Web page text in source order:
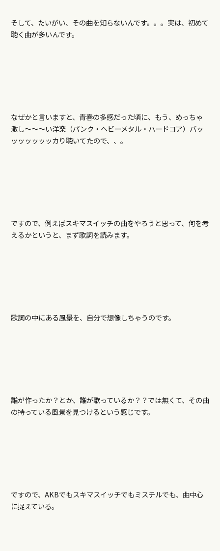
そして、たいがい、その曲を知らないんです。。。実は、初めて
聴く曲が多いんです。
なぜかと言いますと、青春の多感だった頃に、もう、めっちゃ
激し～～～い洋楽（パンク・ヘビーメタル・ハードコア）バッ
ッッッッッッカり聴いてたので、、。
ですので、例えばスキマスイッチの曲をやろうと思って、何を考
えるかというと、まず歌詞を読みます。
歌詞の中にある風景を、自分で想像しちゃうのです。
誰が作ったか？とか、誰が歌っているか？？では無くて、その曲
の持っている風景を見つけるという感じです。
ですので、AKBでもスキマスイッチでもミスチルでも、曲中心
に捉えている。